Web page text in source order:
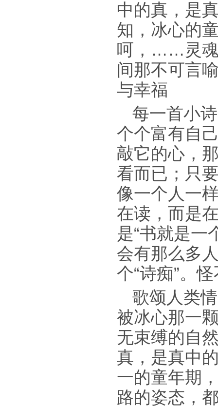
中的真，是
知，冰心的
呵，……灵魂
间那不可言
与幸福
每一首小
个个富有自
敲它的心，
看而已；只
像一个人一
在读，而是
是“书就是一
会有那么多
个“诗痴”。
歌颂人类
被冰心那一
无束缚的自
真，是真中
一的童年期
路的姿态，